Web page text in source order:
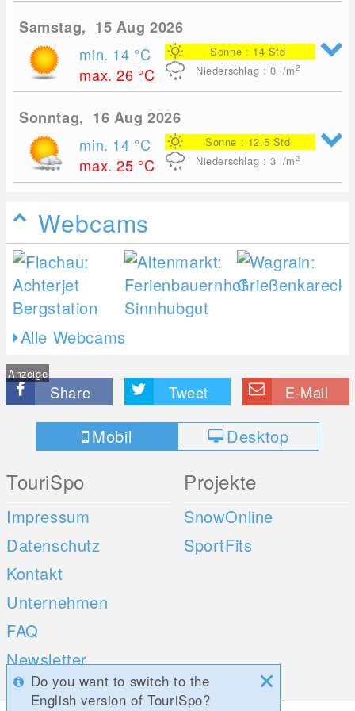
Samstag, 15 Aug 2026
min. 14 °C
max. 26 °C
Sonne : 14 Std
Niederschlag : 0 l/m2
Sonntag, 16 Aug 2026
min. 14 °C
max. 25 °C
Sonne : 12.5 Std
Niederschlag : 3 l/m2
Webcams
Alle Webcams
Anzeige
Share Tweet E-Mail
Mobil Desktop
TouriSpo
Impressum
Datenschutz
Kontakt
Unternehmen
FAQ
Newsletter
Umfragen
Projekte
SnowOnline
SportFits
Do you want to switch to the
English version of TouriSpo?